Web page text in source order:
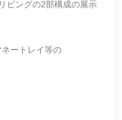
ビングの2部構成の展示
ートレイ等の